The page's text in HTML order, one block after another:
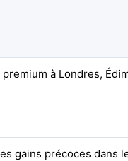
à Londres,
gains précoces dans